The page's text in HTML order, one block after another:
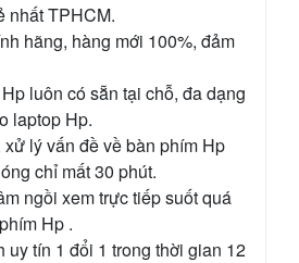
nhất TPHCM.
hãng, hàng mới 100%, đảm
luôn có sẵn tại chỗ, đa dạng
laptop Hp.
lý vấn đề về bàn phím Hp
chỉ mất 30 phút.
ngồi xem trực tiếp suốt quá
Hp .
uy tín 1 đổi 1 trong thời gian 12